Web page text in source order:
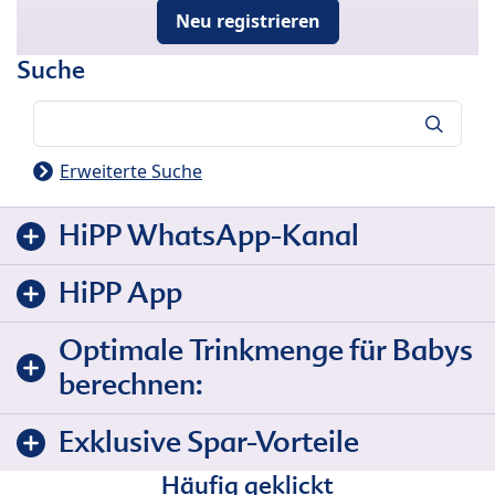
Neu registrieren
Suche
Erweiterte Suche
HiPP WhatsApp-Kanal
HiPP App
Optimale Trinkmenge für Babys
berechnen:
Exklusive Spar-Vorteile
Häufig geklickt